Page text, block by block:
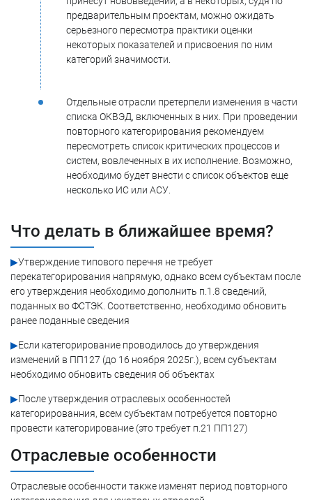
предварительным проектам, можно ожидать
серьезного пересмотра практики оценки
некоторых показателей и присвоения по ним
категорий значимости.
Отдельные отрасли претерпели изменения в части
списка ОКВЭД, включенных в них. При проведении
повторного категорирования рекомендуем
пересмотреть список критических процессов и
систем, вовлеченных в их исполнение. Возможно,
необходимо будет внести с список объектов еще
несколько ИС или АСУ.
Что делать в ближайшее время?
▶Утверждение типового перечня не требует
перекатегорирования напрямую, однако всем субъектам после
его утверждения необходимо дополнить п.1.8 сведений,
поданных во ФСТЭК. Соответственно, необходимо обновить
ранее поданные сведения
▶Если категорирование проводилось до утверждения
изменений в ПП127 (до 16 ноября 2025г.), всем субъектам
необходимо обновить сведения об объектах
▶После утверждения отраслевых особенностей
категорированния, всем субъектам потребуется повторно
провести категорирование (это требует п.21 ПП127)
Отраслевые особенности
Отраслевые особенности также изменят период повторного